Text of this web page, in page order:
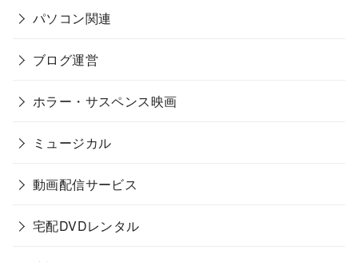
パソコン関連
ブログ運営
ホラー・サスペンス映画
ミュージカル
動画配信サービス
宅配DVDレンタル